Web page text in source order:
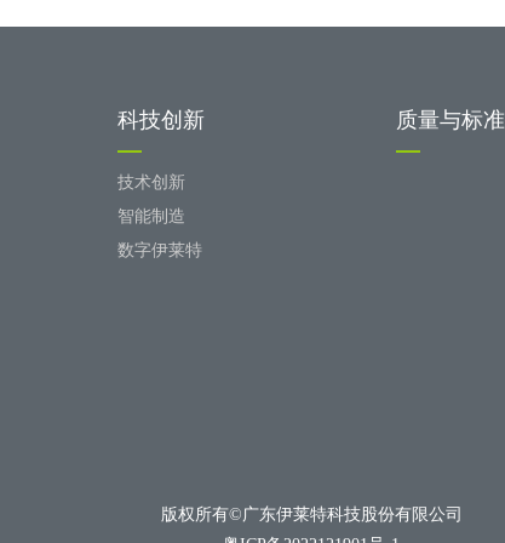
科技创新
技术创新
智能制造
数字伊莱特
质量与标准
版权所有©广东伊莱特科技股份有限公司